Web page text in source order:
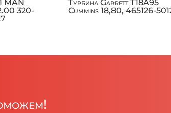
MAN
320-
Турбина Garrett T18A95
Cummins 18,80, 465126-